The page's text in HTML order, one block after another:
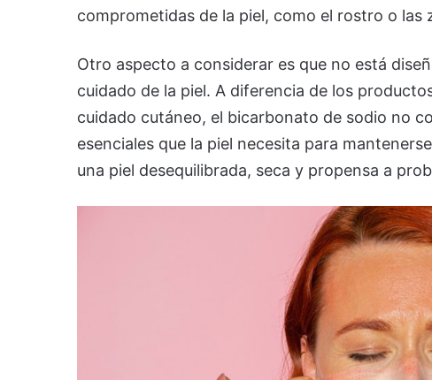
comprometidas de la piel, como el rostro o las
Otro aspecto a considerar es que no está
cuidado de la piel. A diferencia de los
cuidado cutáneo, el bicarbonato de sodio no
esenciales que la piel necesita para
una piel desequilibrada, seca y propensa a